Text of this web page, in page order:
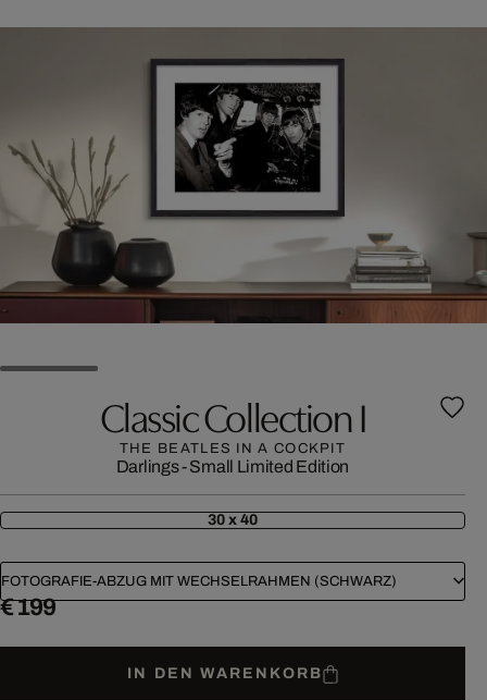
Classic Collection I
THE BEATLES IN A COCKPIT
Darlings - Small Limited Edition
30 x 40
FOTOGRAFIE-ABZUG MIT WECHSELRAHMEN (SCHWARZ)
€ 199
IN DEN WARENKORB